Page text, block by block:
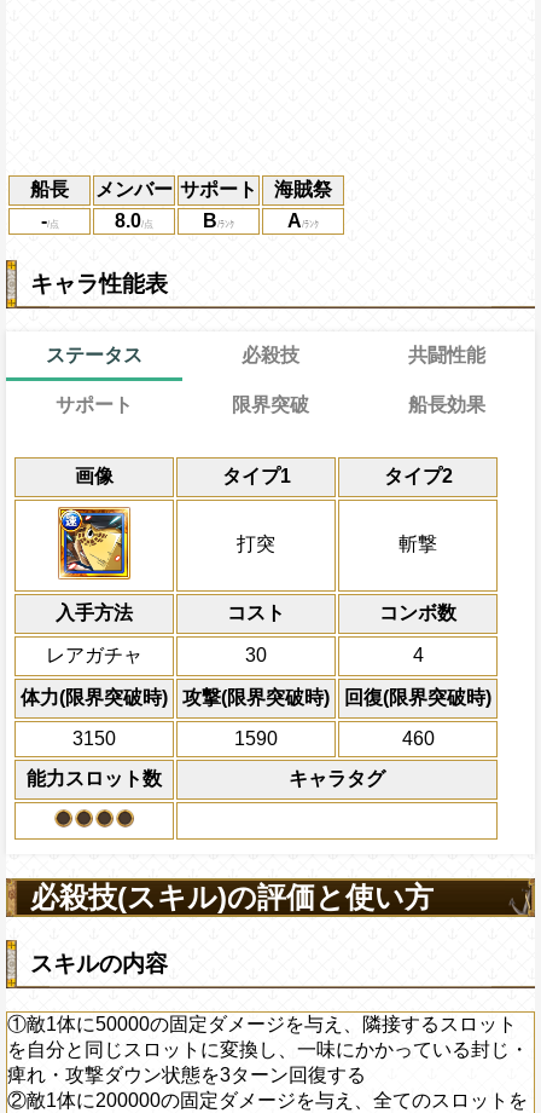
船長 メンバー サポート
海賊祭
-
8.0 B A
キャラ性能表
ステータス
画像 タイプ1 タイプ2
打突 斬撃
入手方法 コスト コンボ数
レアガチャ 30 4
体力(限界突破時) 攻撃(限界突破時)
回復(限界突破時)
3150
1590
460
能力スロット数
キャラタグ
必殺技
通常
⑴17→10ターン
⑵20→13ターン
限界突破
通常時
トを自分と同じスロットに変換し、一味
じ・痺れ・攻撃ダウン状態を3ターン回復
②敵1体に200000の固定ダメージを与え
を自分と同じスロットに変換し、一味に
じ・痺れ・攻撃ダウン状態を5ターン回復
上限突破
共闘性能
共闘性能
船長効果
冒険開始時の必殺タ
キャラの攻撃を
にし、他の属性キャ
必殺技
ターン数：10
全ての防御効果・防
外のダメージを1にす
て敵全体に200万ダメ
プレイヤーの一味の
属性スロットに変換
ーンを2短縮する
2ターンの間敵全体の
サポート
効果
自分の基礎ステータスの7%をサポート対
ステータスに上乗せする
ルッチ ジャブラ ブルーノ クマドリ フク
パンダム
限界突破
力
習得する効果
自分が
に与える通常攻撃によ
になる
自分の必殺ターン巻き戻しを2ター
力属性の被ダメ5%減
PEFECTならば80%の確率でダメー
自分は船員効果無効を5ターン回復す
船長効果
通常時
斬撃タイプキャラの攻撃を2.25倍、体力
必殺技(スキル)の評価と使い方
スキルの内容
①敵1体に50000の固定ダメージを与え、隣接するスロット
を自分と同じスロットに変換し、一味にかかっている封じ・
痺れ・攻撃ダウン状態を3ターン回復する
②敵1体に200000の固定ダメージを与え、全てのスロットを